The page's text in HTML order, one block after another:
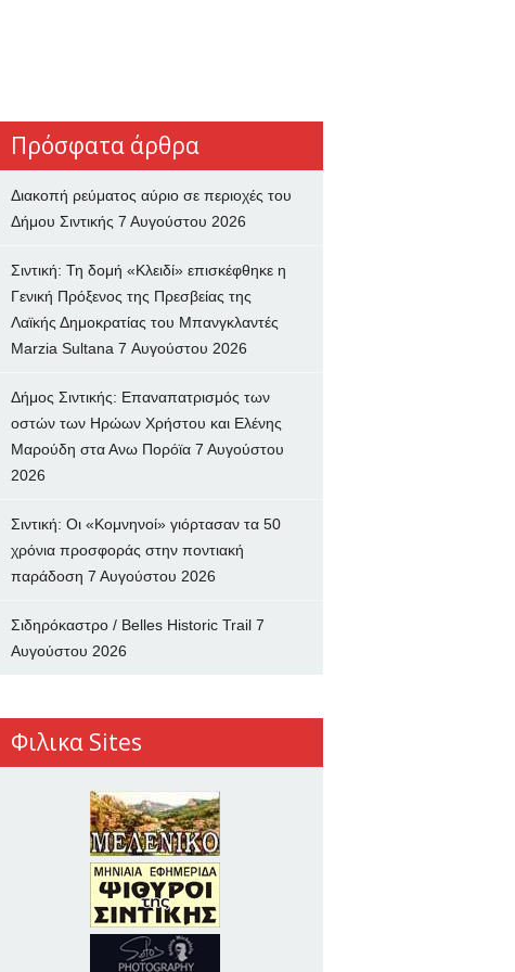
Πρόσφατα άρθρα
Διακοπή ρεύματος αύριο σε περιοχές του
Δήμου Σιντικής 7 Αυγούστου 2026
Σιντική: Τη δομή «Κλειδί» επισκέφθηκε η
Γενική Πρόξενος της Πρεσβείας της
Λαϊκής Δημοκρατίας του Μπανγκλαντές
Marzia Sultana 7 Αυγούστου 2026
Δήμος Σιντικής: Επαναπατρισμός των
oστών των Ηρώων Χρήστου και Ελένης
Μαρούδη στα Ανω Πορόϊα 7 Αυγούστου
2026
Σιντική: Οι «Κομνηνοί» γιόρτασαν τα 50
χρόνια προσφοράς στην ποντιακή
παράδοση 7 Αυγούστου 2026
Σιδηρόκαστρο / Belles Historic Trail 7
Αυγούστου 2026
Φιλικα Sites